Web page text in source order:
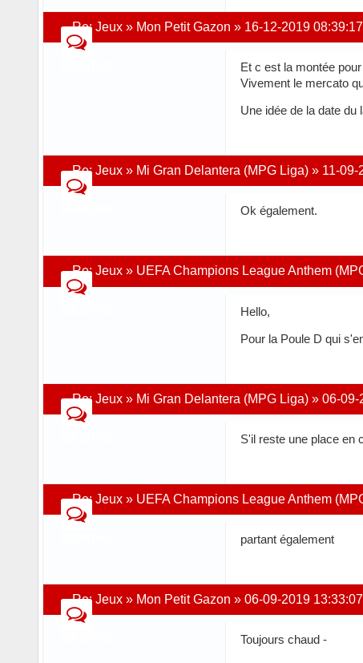
Re:Jeux » Mon Petit Gazon » 16-12-2019 08:39:17
Et c est la montée
Vivement le mercato
Une idée de la date
Re:Jeux » Mi Gran Delantera (MPG Liga) » 11-09-
Ok également.
Re:Jeux » UEFA Champions League Anthem
Hello,
Pour la Poule D qui
Re:Jeux » Mi Gran Delantera (MPG Liga) »06-09-
S'il reste une place en
Re:Jeux » UEFA Champions League Anthem
partant également
Re:Jeux » Mon Petit Gazon »06-09-2019 13:33:07
Toujours chaud -